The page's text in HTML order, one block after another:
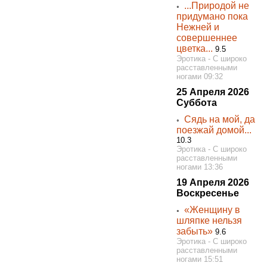
◦ ...Природой не
придумано пока
Нежней и
совершеннее
цветка... 9.5
Эротика - С широко
расставленными
ногами 09:32
25 Апреля 2026
Суббота
◦Сядь на мой, да
поезжай домой...
10.3
Эротика - С широко
расставленными
ногами 13:36
19 Апреля 2026
Воскресенье
◦«Женщину в
шляпке нельзя
забыть» 9.6
Эротика - С широко
расставленными
ногами 15:51